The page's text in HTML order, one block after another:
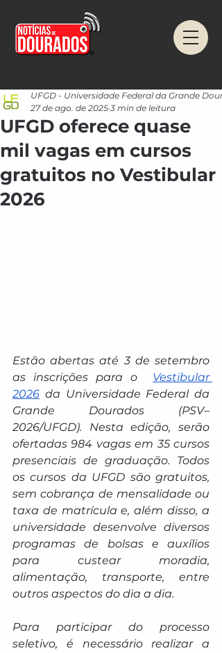
UFGD oferece quase
mil vagas em cursos
gratuitos no Vestibular
2026
UFGD - Universidade Federal da Grande
27 de ago. de 2025 3 min de leitura
Estão abertas até 3 de setembro
as inscrições para o Vestibular
2026 da Universidade Federal da
Grande Dourados (PSV–
2026/UFGD). Nesta edição, serão
ofertadas 984 vagas em 35 cursos
presenciais de graduação. Todos
os cursos da UFGD são gratuitos,
sem cobrança de mensalidade ou
taxa de matrícula e, além disso, a
universidade desenvolve diversos
programas de bolsas e auxílios
para custear moradia,
alimentação, transporte, entre
outros aspectos do dia a dia.
Para participar do processo
seletivo, é necessário realizar a